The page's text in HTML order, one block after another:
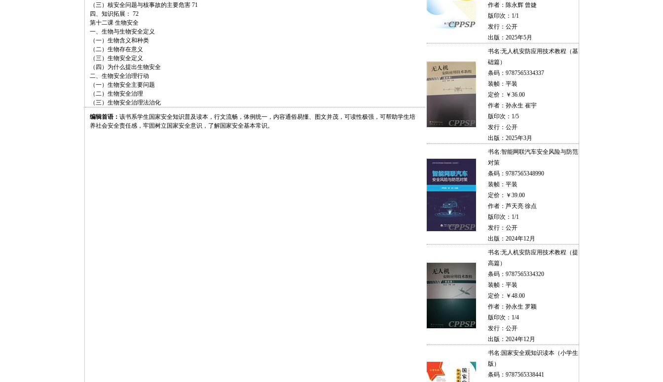
（三）核安全问题与核事故的主要危害 71
四、知识拓展： 72
第十二课 生物安全
一、生物与生物安全定义
（一）生物含义和种类
（二）生物存在意义
（三）生物安全定义
（四）为什么提出生物安全
二、生物安全治理行动
（一）生物安全主要问题
（二）生物安全治理
（三）生物安全治理法治化
编辑首语： 该书系学生国家安全知识普及读本，行文流畅，体例统一，内容通俗易懂、图文并茂，可读性极强，可帮助学生培
养社会安全责任感，牢固树立国家安全意识，了解国家安全基本常识。
作者：陈永辉 曾婕
版印次：1/1
发行：公开
出版：2025年5月
书名:无人机安防应用技术教程（基
础篇）
条码：9787565334337
装帧：平装
定价：￥36.00
作者：孙永生 崔宇
版印次：1/5
发行：公开
出版：2025年3月
书名:智能网联汽车安全风险与防范
对策
条码：9787565348990
装帧：平装
定价：￥39.00
作者：芦天亮 徐点
版印次：1/1
发行：公开
出版：2024年12月
书名:无人机安防应用技术教程（提
高篇）
条码：9787565334320
装帧：平装
定价：￥48.00
作者：孙永生 罗颖
版印次：1/4
发行：公开
出版：2024年12月
书名:国家安全观知识读本（小学生
版）
条码：9787565338441